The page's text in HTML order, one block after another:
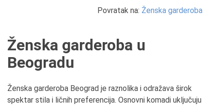
Povratak na: Ženska garderoba
Ženska garderoba u
Beogradu
Ženska garderoba Beograd je raznolika i odražava širok
spektar stila i ličnih preferencija. Osnovni komadi uključuju